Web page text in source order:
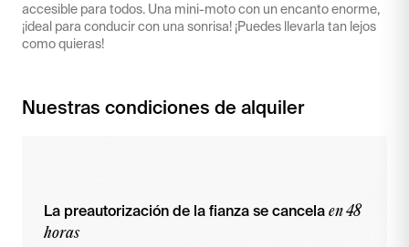
accesible para todos. Una mini-moto con un encanto enorme,
¡ideal para conducir con una sonrisa! ¡Puedes llevarla tan lejos
como quieras!
Nuestras condiciones de alquiler
La preautorización de la fianza se cancela en 48
horas